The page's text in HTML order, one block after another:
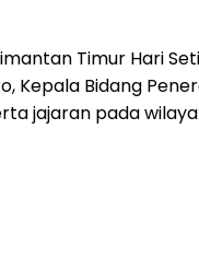
Timur Hari
Kepala Bidang
jajaran pada